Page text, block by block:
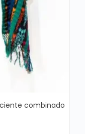
combinado